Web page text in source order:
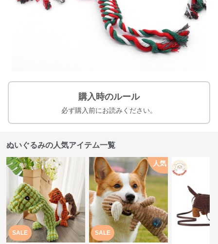
購入時のルール
必ず購入前にお読みください。
ぬいぐるみの人気アイテム一覧
SALE SALE
人気